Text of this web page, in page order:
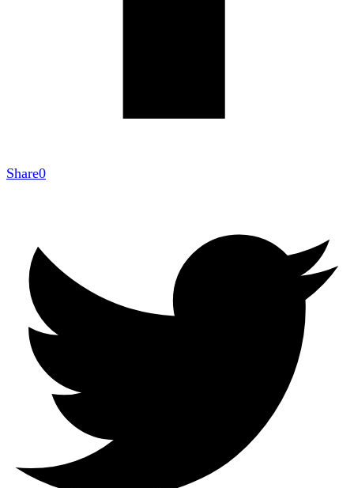
Share0